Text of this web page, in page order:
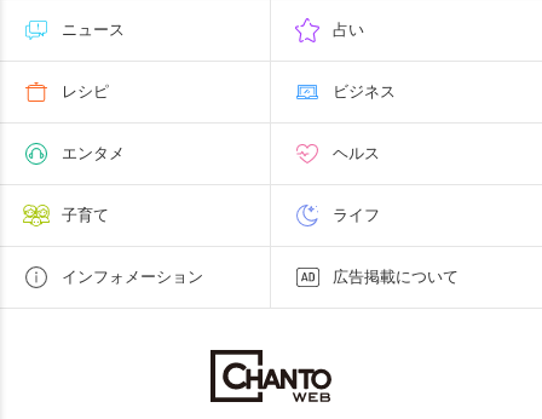
ニュース 占い
レシピ ビジネス
エンタメ ヘルス
子育て ライフ
インフォメーション 広告掲載について